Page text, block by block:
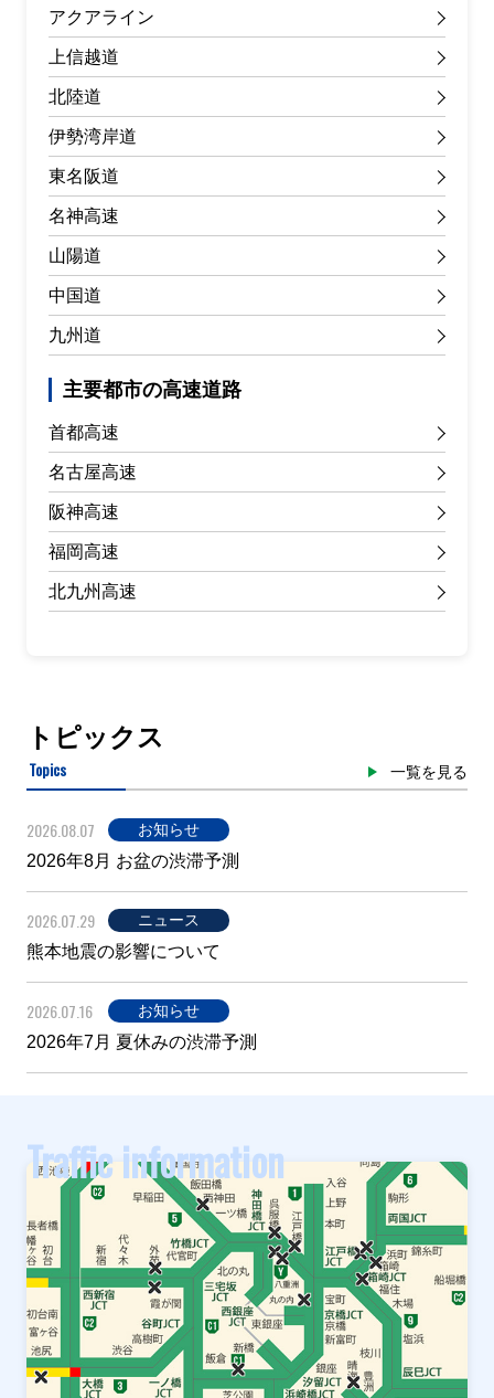
アクアライン
上信越道
北陸道
伊勢湾岸道
東名阪道
名神高速
山陽道
中国道
九州道
主要都市の高速道路
首都高速
名古屋高速
阪神高速
福岡高速
北九州高速
トピックス
Topics 一覧を見る
2026.08.07 お知らせ
2026年8月 お盆の渋滞予測
2026.07.29 ニュース
熊本地震の影響について
2026.07.16 お知らせ
2026年7月 夏休みの渋滞予測
Traffic information